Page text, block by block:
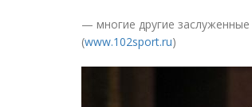
— многие другие
(www.102sport.ru)